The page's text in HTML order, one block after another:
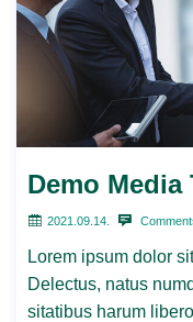
Demo Media
2021.09.14.
Lorem ipsum dolor
Delectus, natus
sitatibus harum